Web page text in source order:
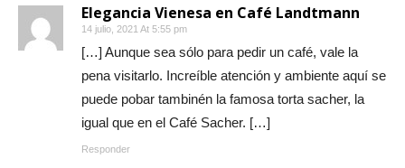
Elegancia Vienesa en Café Landtmann
14 julio, 2021 At 5:55 pm
[…] Aunque sea sólo para pedir un café, vale la
pena visitarlo. Increíble atención y ambiente aquí se
puede pobar tambinén la famosa torta sacher, la
igual que en el Café Sacher. […]
Responder